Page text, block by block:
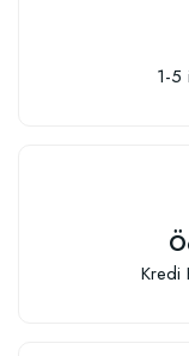
1-5
Kredi